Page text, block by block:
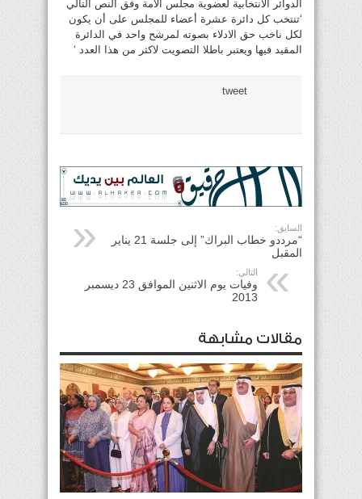
الدوائر الانتخابية لعضوية مجلس الامة وفق النص التالي
‘تنتخب كل دائرة عشرة أعضاء للمجلس على أن يكون
لكل ناخب حق الادلاء بصوته لمرشح واحد في الدائرة
المقيد فيها ويعتبر باطلا التصويت لاكثر من هذا العدد ‘
tweet
السابق:
“مرددو خطاب البراك” إلى جلسة 21 يناير
المقبل
التالي:
وفيات يوم الاثنين الموافق 23 ديسمبر
2013
مقالات مشابهة